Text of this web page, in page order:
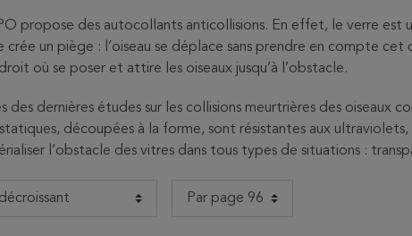
propose des autocollants anticollisions. En effet, le verre est
crée un piège : l’oiseau se déplace sans prendre en compte
où se poser et attire les oiseaux jusqu’à l’obstacle.
des dernières études sur les collisions meurtrières des oiseaux
découpées à la forme, sont résistantes aux
l’obstacle des vitres dans tous types de situations :